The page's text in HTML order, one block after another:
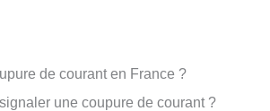
de courant en France ?
une coupure de courant ?